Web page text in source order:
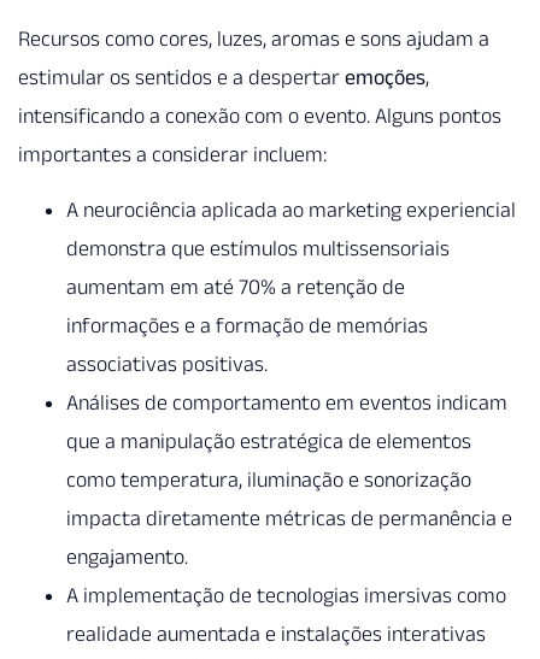
Recursos como cores, luzes, aromas e sons ajudam a
estimular os sentidos e a despertar emoções,
intensificando a conexão com o evento. Alguns pontos
importantes a considerar incluem:
A neurociência aplicada ao marketing experiencial
demonstra que estímulos multissensoriais
aumentam em até 70% a retenção de
informações e a formação de memórias
associativas positivas.
Análises de comportamento em eventos indicam
que a manipulação estratégica de elementos
como temperatura, iluminação e sonorização
impacta diretamente métricas de permanência e
engajamento.
A implementação de tecnologias imersivas como
realidade aumentada e instalações interativas